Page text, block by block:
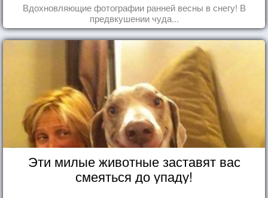
Вдохновляющие фотографии ранней весны в снегу! В
предвкушении чуда...
Эти милые животные заставят вас
смеяться до упаду!